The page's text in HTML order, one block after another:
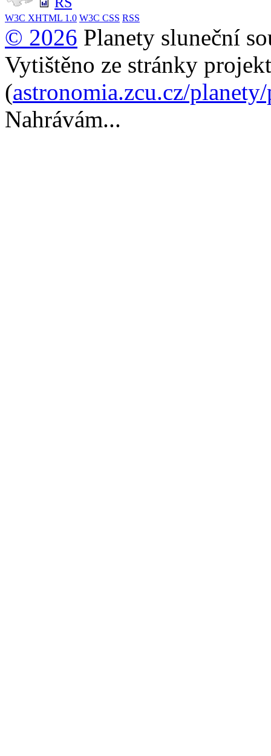
W3C XHTML 1.0 W3C CSS RSS
© 2026 Planety sluneční
Vytištěno ze stránky
(astronomia.zcu.cz/
Nahrávám...